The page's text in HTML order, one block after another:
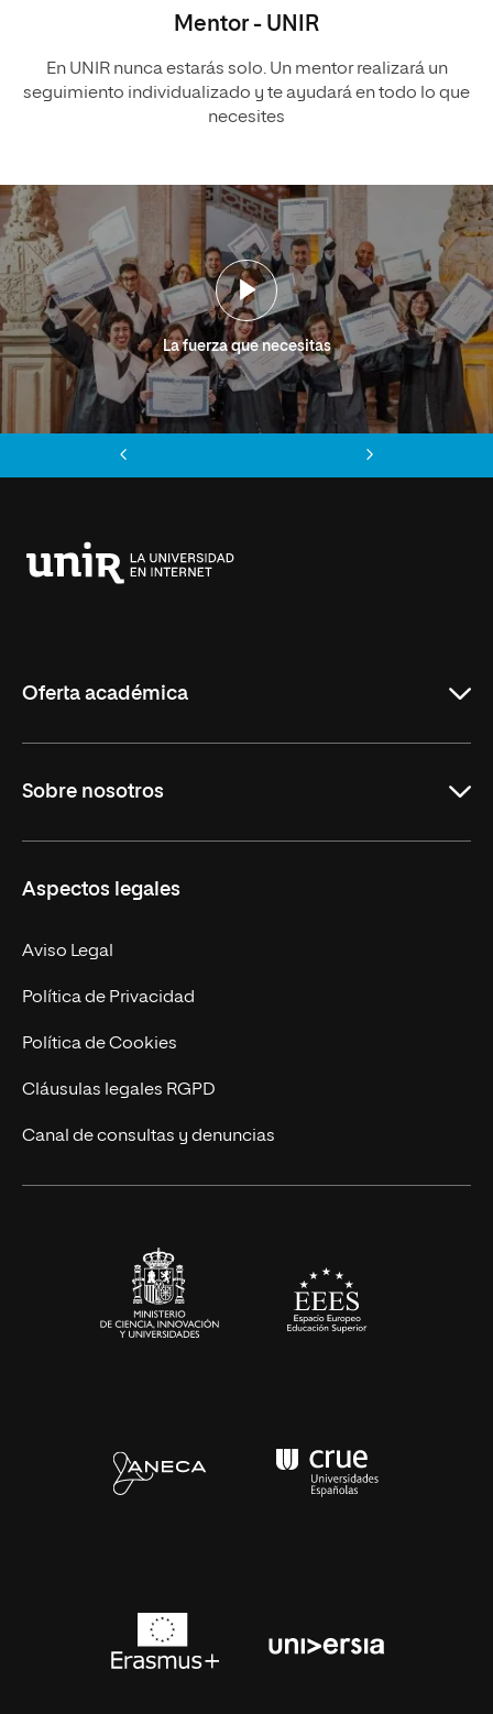
Mentor - UNIR
En UNIR nunca estarás solo. Un mentor realizará un
seguimiento individualizado y te ayudará en todo lo que
necesites
La fuerza que necesitas
Oferta académica
Másteres Oficiales
Másteres Propios
Doctorados
Experto Universitario
Postgrados
Cursos Universitarios
Sobre nosotros
Facultades
Nuestro Equipo
Trabaja en UNIR
Actualidad
UNIR Revista
Eventos
Aspectos legales
Aviso Legal
Política de Privacidad
Política de Cookies
Cláusulas legales RGPD
Canal de consultas y denuncias